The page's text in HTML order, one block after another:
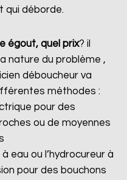
qui déborde.
égout, quel prix? il
nature du problème ,
déboucheur va
méthodes :
pour des
ou de moyennes
à eau ou l’hydrocureur à
pour des bouchons